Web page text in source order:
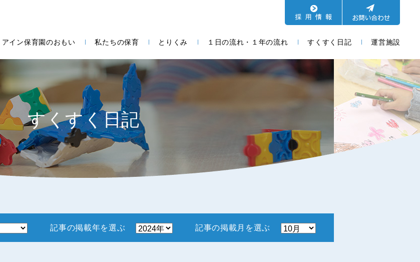
アイン保育園のおもい 私たちの保育 とりくみ １日の流れ・１年の流れ すくすく日記 運営施設
すくすく日記
記事の掲載年を選ぶ 記事の掲載月を選ぶ